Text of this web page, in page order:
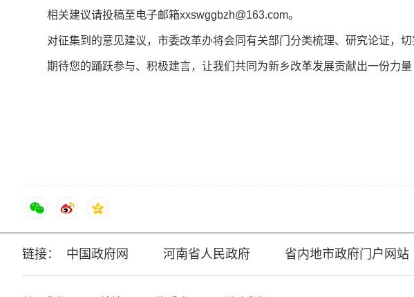
相关建议请投稿至电子邮箱xxswggbzh@163.com。
对征集到的意见建议，市委改革办将会同有关部门分类梳理、研究论证，切
期待您的踊跃参与、积极建言，让我们共同为新乡改革发展贡献出一份力量
链接： 中国政府网 河南省人民政府 省内地市政府门户网站